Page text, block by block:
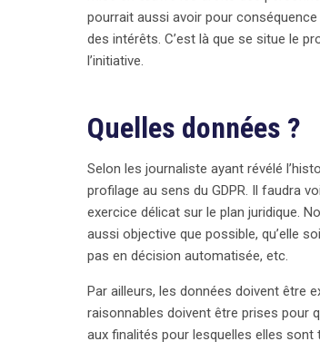
pourrait aussi avoir pour
des intérêts. C’est là que se situe le
l’initiative.
Quelles données ?
Selon les journaliste ayant révélé
profilage au sens du GDPR. Il faudra
exercice délicat sur le plan juridique.
aussi objective que possible, qu’elle
pas en décision automatisée, etc.
Par ailleurs, les données doivent être
raisonnables doivent être prises pour
aux finalités pour lesquelles elles